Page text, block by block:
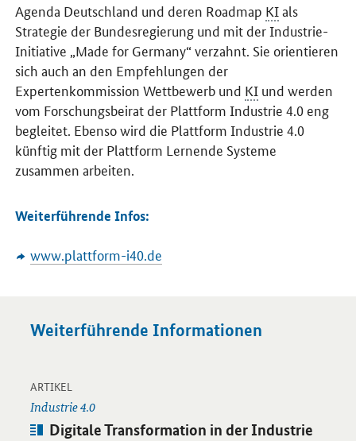
Agenda Deutschland und deren Roadmap KIals
Strategie der Bundesregierung und mit der Industrie-
Initiative „Made for Germany“ verzahnt. Sie orientieren
sich auch an den Empfehlungen der
Expertenkommission Wettbewerb und KI und werden
vom Forschungsbeirat der Plattform Industrie 4.0 eng
begleitet. Ebenso wird die Plattform Industrie 4.0
künftig mit der Plattform Lernende Systeme
zusammen arbeiten.
Weiterführende Infos:
www.plattform-i40.de
Weiterführende Informationen
ARTIKEL
Industrie 4.0
Artikel:
Digitale Transformation in der Industrie
Öffnet Einzelsicht